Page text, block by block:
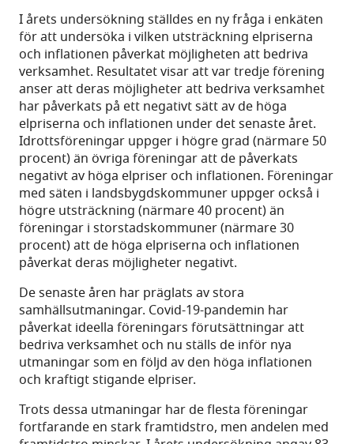
I årets undersökning ställdes en ny fråga i enkäten
för att undersöka i vilken utsträckning elpriserna
och inflationen påverkat möjligheten att bedriva
verksamhet. Resultatet visar att var tredje förening
anser att deras möjligheter att bedriva verksamhet
har påverkats på ett negativt sätt av de höga
elpriserna och inflationen under det senaste året.
Idrottsföreningar uppger i högre grad (närmare 50
procent) än övriga föreningar att de påverkats
negativt av höga elpriser och inflationen. Föreningar
med säten i landsbygdskommuner uppger också i
högre utsträckning (närmare 40 procent) än
föreningar i storstadskommuner (närmare 30
procent) att de höga elpriserna och inflationen
påverkat deras möjligheter negativt.
De senaste åren har präglats av stora
samhällsutmaningar. Covid-19-pandemin har
påverkat ideella föreningars förutsättningar att
bedriva verksamhet och nu ställs de inför nya
utmaningar som en följd av den höga inflationen
och kraftigt stigande elpriser.
Trots dessa utmaningar har de flesta föreningar
fortfarande en stark framtidstro, men andelen med